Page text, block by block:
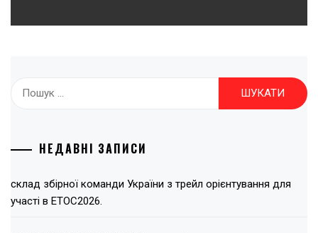
НЕДАВНІ ЗАПИСИ
склад збірної команди України з трейл орієнтування для
участі в ЕТОС2026.